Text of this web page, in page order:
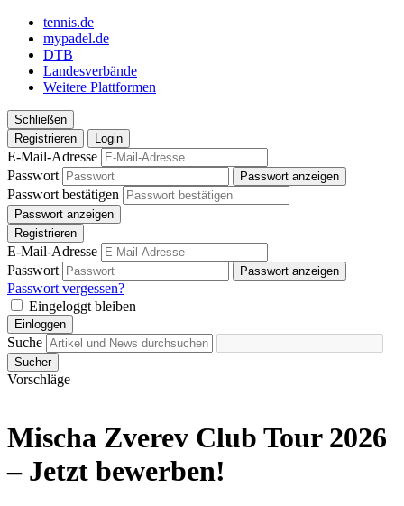
tennis.de
mypadel.de
DTB
Landesverbände
Weitere Plattformen
Schließen
Registrieren
Login
E-Mail-Adresse
Passwort
Passwort anzeigen
Passwort bestätigen
Passwort anzeigen
Registrieren
E-Mail-Adresse
Passwort
Passwort anzeigen
Passwort vergessen?
Eingeloggt bleiben
Einloggen
Suche
Sucher
Vorschläge
Mischa Zverev Club Tour 2026
– Jetzt bewerben!